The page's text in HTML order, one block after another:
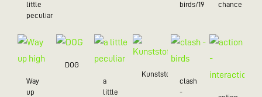
little
peculiar/19
birds/19
chance
Way
up
DOG
a
little
Kunststoff
clash
-